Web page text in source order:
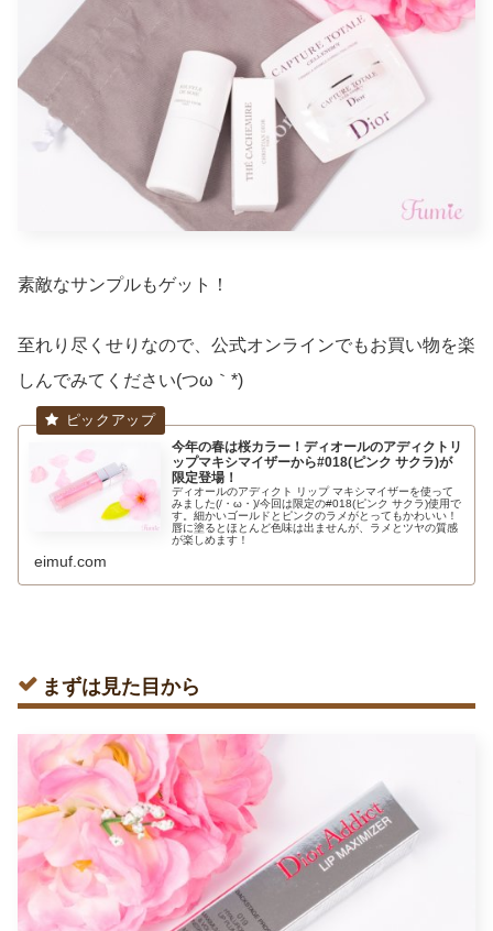
素敵なサンプルもゲット！
至れり尽くせりなので、公式オンラインでもお買い物を楽
しんでみてください(つω｀*)
今年の春は桜カラー！ディオールのアディクトリ
ップマキシマイザーから#018(ピンク サクラ)が
限定登場！
ディオールのアディクト リップ マキシマイザーを使って
みました(/・ω・)/今回は限定の#018(ピンク サクラ)使用で
す。細かいゴールドとピンクのラメがとってもかわいい！
唇に塗るとほとんど色味は出ませんが、ラメとツヤの質感
が楽しめます！
eimuf.com
まずは見た目から